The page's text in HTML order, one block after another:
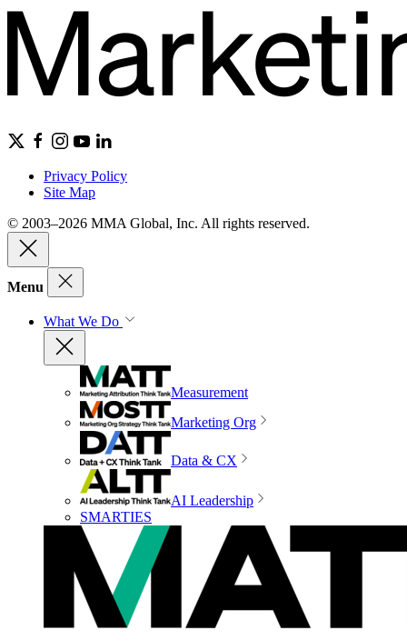
Privacy Policy
Site Map
© 2003–2026 MMA Global, Inc. All rights reserved.
Menu
What We Do
Measurement
Marketing Org
Data & CX
AI Leadership
SMARTIES